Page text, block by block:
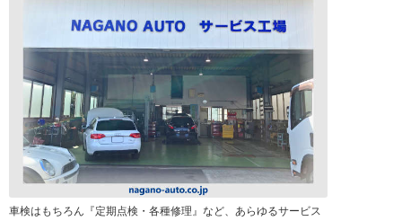
車検はもちろん『定期点検・各種修理』など、あらゆるサービス